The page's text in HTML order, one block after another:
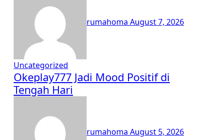
rumahoma August 7, 2026
Uncategorized
Okeplay777 Jadi Mood Positif di
Tengah Hari
rumahoma August 5, 2026